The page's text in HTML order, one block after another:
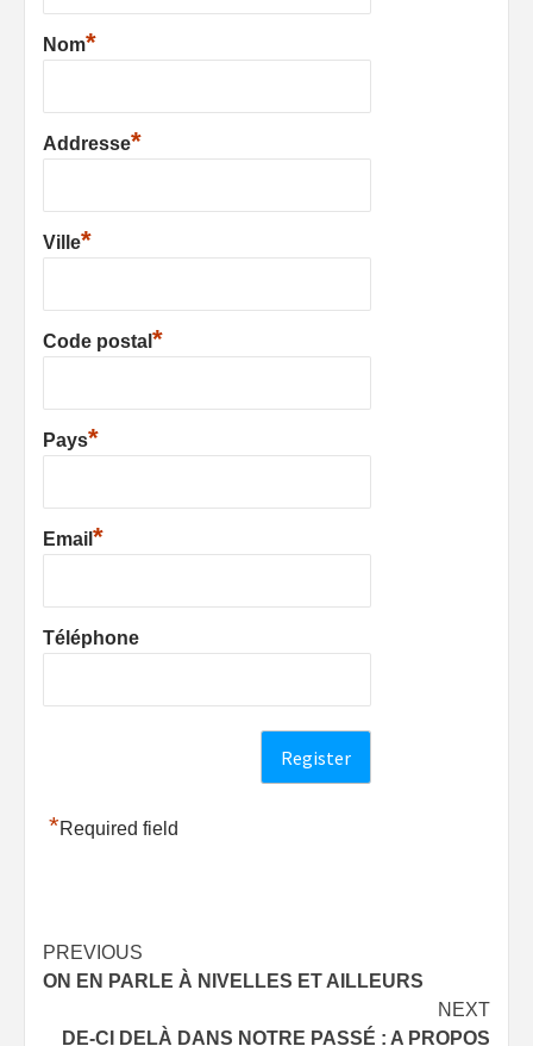
Nom*
Addresse*
Ville*
Code postal *
Pays*
Email *
Téléphone
*Required field
Post
navigation
PREVIOUS
ON EN PARLE À NIVELLES ET AILLEURS
NEXT
DE-CI DELÀ DANS NOTRE PASSÉ : A PROPOS